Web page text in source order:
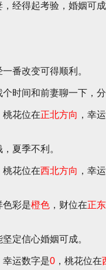
经得起考验，婚姻可成
番改变可得顺利。
时间和前妻聊一下，分
桃花位在正北方向 ，幸
夏季不利。
桃花位在西北方向 ，幸
色彩是橙色 ，财位在正
定信心婚姻可成。
幸运数字是0 ，桃花位在